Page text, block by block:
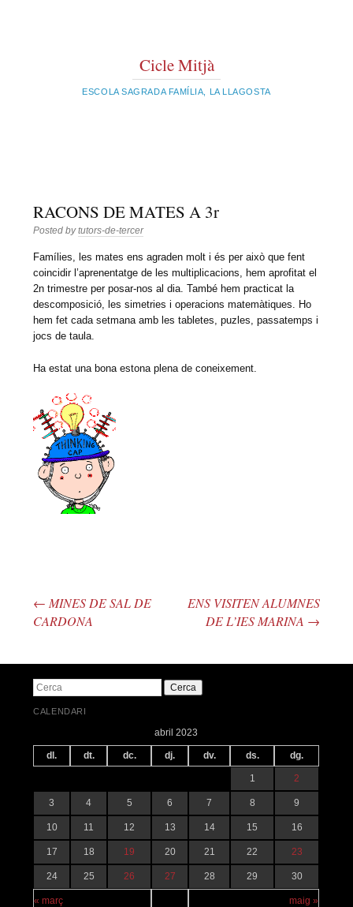
Cicle Mitjà
ESCOLA SAGRADA FAMÍLIA, LA LLAGOSTA
RACONS DE MATES A 3r
Posted bytutors-de-tercer
Famílies, les mates ens agraden molt i és per això que fent
coincidir l’aprenentatge de les multiplicacions, hem aprofitat el
2n trimestre per posar-nos al dia. També hem practicat la
descomposició, les simetries i operacions matemàtiques. Ho
hem fet cada setmana amb les tabletes, puzles, passatemps i
jocs de taula.
Ha estat una bona estona plena de coneixement.
Navegació pels articles
← MINES DE SAL DE
CARDONA
ENS VISITEN ALUMNES
DE L’IES MARINA →
Cerca
CALENDARI
abril 2023
dl. dt. dc. dj. dv. ds. dg.
« març maig »
1 2
3 4 5 6 7 8 9
10 11 12 13 14 15 16
17 18 19 20 21 22 23
24 25 26 27 28 29 30